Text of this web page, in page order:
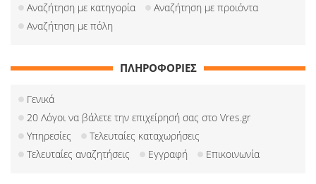
Αναζήτηση με κατηγορία
Αναζήτηση με προιόντα
Αναζήτηση με πόλη
ΠΛΗΡΟΦΟΡΙΕΣ
Γενικά
20 Λόγοι να βάλετε την επιχείρησή σας στο Vres.gr
Υπηρεσίες
Τελευταίες καταχωρήσεις
Τελευταίες αναζητήσεις
Εγγραφή Επικοινωνία